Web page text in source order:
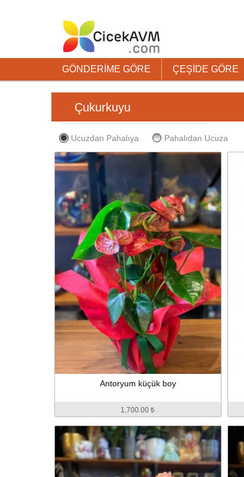
GÖNDERİME GÖRE ÇEŞİDE GÖRE
Çukurkuyu
Ucuzdan Pahalıya Pahalıdan Ucuza
Antoryum küçük boy
1,700.00 ₺